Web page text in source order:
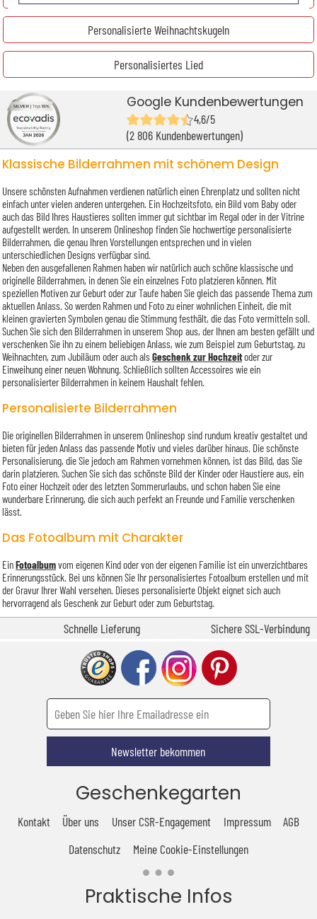
Personalisierte Weihnachtskugeln
Personalisiertes Lied
Google Kundenbewertungen
4,6/5
(2 806 Kundenbewertungen)
Klassische Bilderrahmen mit schönem Design
Unsere schönsten Aufnahmen verdienen natürlich einen Ehrenplatz und sollten nicht
einfach unter vielen anderen untergehen. Ein Hochzeitsfoto, ein Bild vom Baby oder
auch das Bild Ihres Haustieres sollten immer gut sichtbar im Regal oder in der Vitrine
aufgestellt werden. In unserem Onlineshop finden Sie hochwertige personalisierte
Bilderrahmen, die genau Ihren Vorstellungen entsprechen und in vielen
unterschiedlichen Designs verfügbar sind.
Neben den ausgefallenen Rahmen haben wir natürlich auch schöne klassische und
originelle Bilderrahmen, in denen Sie ein einzelnes Foto platzieren können. Mit
speziellen Motiven zur Geburt oder zur Taufe haben Sie gleich das passende Thema zum
aktuellen Anlass. So werden Rahmen und Foto zu einer wohnlichen Einheit, die mit
kleinen gravierten Symbolen genau die Stimmung festhält, die das Foto vermitteln soll.
Suchen Sie sich den Bilderrahmen in unserem Shop aus, der Ihnen am besten gefällt und
verschenken Sie ihn zu einem beliebigen Anlass, wie zum Beispiel zum Geburtstag, zu
Weihnachten, zum Jubiläum oder auch alsGeschenk zur Hochzeitoder zur
Einweihung einer neuen Wohnung. Schließlich sollten Accessoires wie ein
personalisierter Bilderrahmen in keinem Haushalt fehlen.
Personalisierte Bilderrahmen
Die originellen Bilderrahmen in unserem Onlineshop sind rundum kreativ gestaltet und
bieten für jeden Anlass das passende Motiv und vieles darüber hinaus. Die schönste
Personalisierung, die Sie jedoch am Rahmen vornehmen können, ist das Bild, das Sie
darin platzieren. Suchen Sie sich das schönste Bild der Kinder oder Haustiere aus, ein
Foto einer Hochzeit oder des letzten Sommerurlaubs, und schon haben Sie eine
wunderbare Erinnerung, die sich auch perfekt an Freunde und Familie verschenken
lässt.
Das Fotoalbum mit Charakter
EinFotoalbumvom eigenen Kind oder von der eigenen Familie ist ein unverzichtbares
Erinnerungsstück. Bei uns können Sie Ihr personalisiertes Fotoalbum erstellen und mit
der Gravur Ihrer Wahl versehen. Dieses personalisierte Objekt eignet sich auch
hervorragend als Geschenk zur Geburt oder zum Geburtstag.
Schnelle Lieferung Sichere SSL-Verbindung
Newsletter bekommen
Geschenkegarten
Kontakt Über uns Unser CSR-Engagement Impressum
AGB
Datenschutz
Meine Cookie-Einstellungen
Praktische Infos